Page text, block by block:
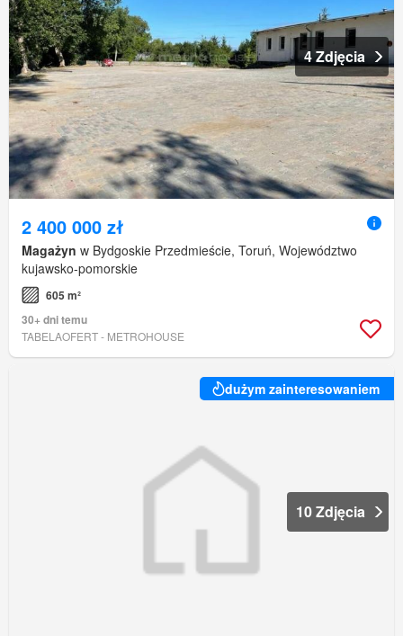
4 Zdjęcia
2 400 000 zł
Magażyn w Bydgoskie Przedmieście, Toruń, Województwo
kujawsko-pomorskie
605 m²
30+ dni temu
TABELAOFERT - METROHOUSE
dużym zainteresowaniem
10 Zdjęcia